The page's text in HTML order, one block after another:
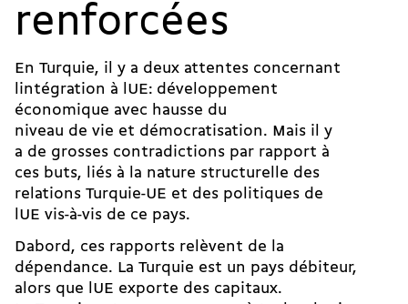
renforcées
En Turquie, il y a deux attentes concernant
lintégration à lUE: développement
économique avec hausse du
niveau de vie et démocratisation. Mais il y
a de grosses contradictions par rapport à
ces buts, liés à la nature structurelle des
relations Turquie-UE et des politiques de
lUE vis-à-vis de ce pays.
Dabord, ces rapports relèvent de la
dépendance. La Turquie est un pays débiteur,
alors que lUE exporte des capitaux.